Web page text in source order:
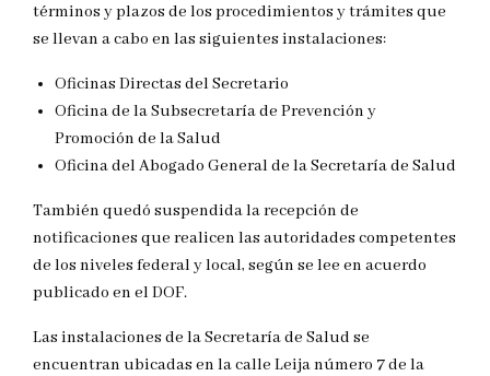
términos y plazos de los procedimientos y trámites que
se llevan a cabo en las siguientes instalaciones:
Oficinas Directas del Secretario
Oficina de la Subsecretaría de Prevención y
Promoción de la Salud
Oficina del Abogado General de la Secretaría de Salud
También quedó suspendida la recepción de
notificaciones que realicen las autoridades competentes
de los niveles federal y local, según se lee en acuerdo
publicado en el DOF.
Las instalaciones de la Secretaría de Salud se
encuentran ubicadas en la calle Leija número 7 de la